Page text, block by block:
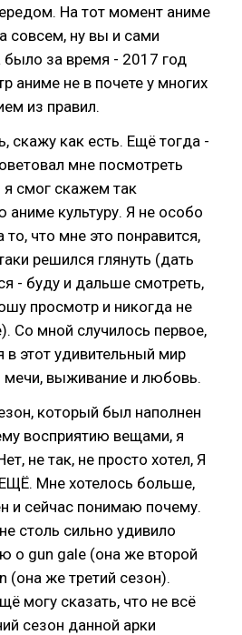
На тот момент аниме
совсем, ну вы и сами
было за время - 2017 год
аниме не в почете у многих
из правил.
скажу как есть. Ещё тогда -
мне посмотреть
смог скажем так
аниме культуру. Я не особо
что мне это понравится,
решился глянуть (дать
- буду и дальше смотреть,
просмотр и никогда не
Со мной случилось первое,
в этот удивительный мир
мечи, выживание и любовь.
который был наполнен
восприятию вещами, я
не так, не просто хотел, Я
Мне хотелось больше,
и сейчас понимаю почему.
столь сильно удивило
о gun gale (она же второй
(она же третий сезон).
могу сказать, что не всё
сезон данной арки